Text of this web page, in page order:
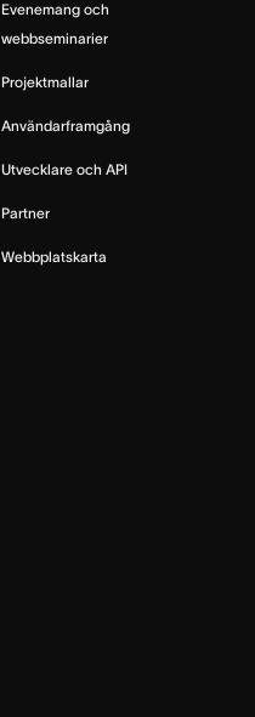
Evenemang och
webbseminarier
Projektmallar
Användarframgång
Utvecklare och API
Partner
Webbplatskarta